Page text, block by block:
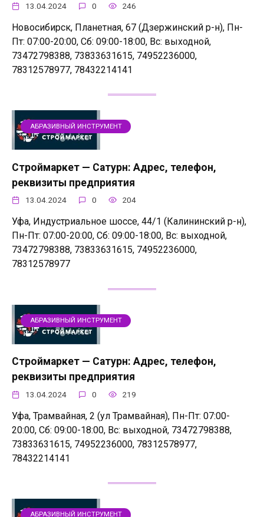
13.04.2024 0 246
Новосибирск, Планетная, 67 (Дзержинский р-н), Пн-
Пт: 07:00-20:00, Сб: 09:00-18:00, Вс: выходной,
73472798388, 73833631615, 74952236000,
78312578977, 78432214141
АБРАЗИВНЫЙ ИНСТРУМЕНТ
Строймаркет — Сатурн: Адрес, телефон,
реквизиты предприятия
13.04.2024 0 204
Уфа, Индустриальное шоссе, 44/1 (Калининский р-н),
Пн-Пт: 07:00-20:00, Сб: 09:00-18:00, Вс: выходной,
73472798388, 73833631615, 74952236000,
78312578977
АБРАЗИВНЫЙ ИНСТРУМЕНТ
Строймаркет — Сатурн: Адрес, телефон,
реквизиты предприятия
13.04.2024 0 219
Уфа, Трамвайная, 2 (ул Трамвайная), Пн-Пт: 07:00-
20:00, Сб: 09:00-18:00, Вс: выходной, 73472798388,
73833631615, 74952236000, 78312578977,
78432214141
АБРАЗИВНЫЙ ИНСТРУМЕНТ